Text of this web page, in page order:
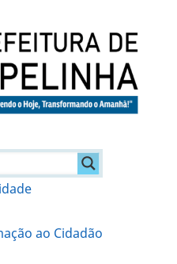
ao Cidadão